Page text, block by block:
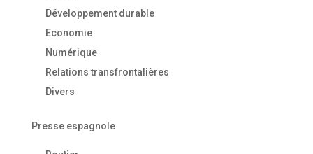
Développement durable
Economie
Numérique
Relations transfrontalières
Divers
Presse espagnole